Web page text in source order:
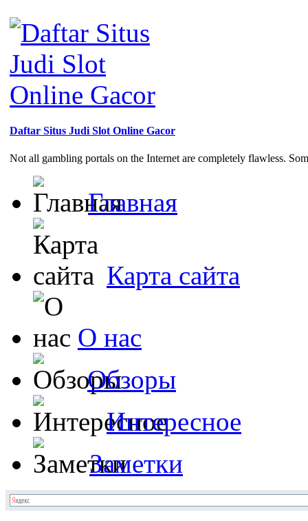
Daftar Situs Judi Slot Online Gacor
Not all gambling portals on the Internet are completely flawless.
Главная
Карта сайта
О нас
Обзоры
Интересное
Заметки